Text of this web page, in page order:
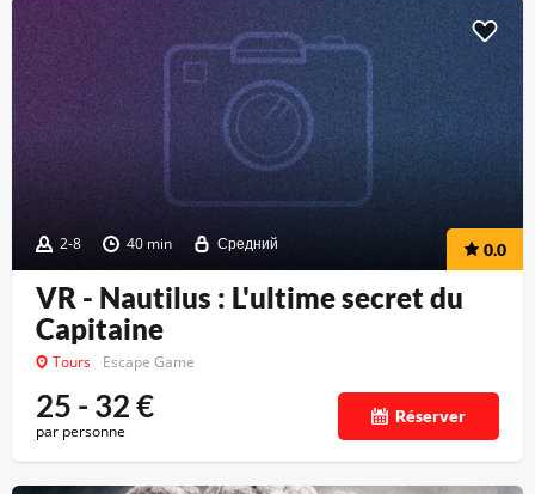
2-8 40 min Средний 0.0
VR - Nautilus : L'ultime secret du
Capitaine
Tours Escape Game
25 - 32€
par personne
Réserver